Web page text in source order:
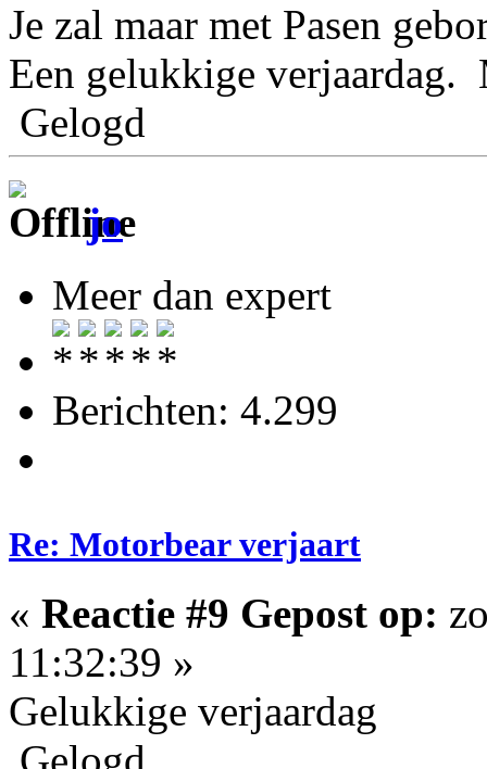
Je zal maar met Pasen
Een gelukkige verjaardag.
Gelogd
jo
Meer dan expert
Berichten: 4.299
Re: Motorbear verjaart
« Reactie #9 Gepost op:
11:32:39 »
Gelukkige verjaardag